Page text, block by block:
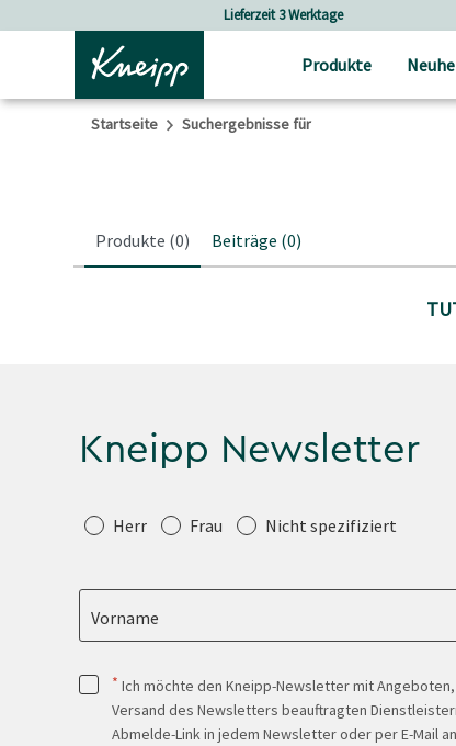
Lieferzeit 3 Werktage
Produkte
Startseite Suchergebnisse für
Produkte (0) Beiträge (0)
Kneipp Newsletter
Anrede
Herr Frau Nicht spezifiziert
Vorname
* Ich möchte den Kneipp-Newsletter mit
Versand des Newsletters beauftragten
Abmelde-Link in jedem Newsletter oder per E-Mail an